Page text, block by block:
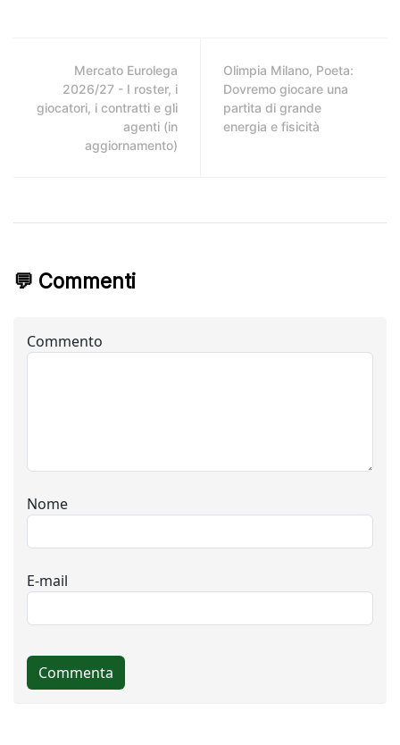
Mercato Eurolega
2026/27 - I roster, i
giocatori, i contratti e gli
agenti (in
aggiornamento)
Olimpia Milano, Poeta:
Dovremo giocare una
partita di grande
energia e fisicità
💬 Commenti